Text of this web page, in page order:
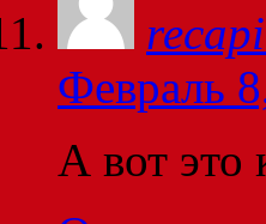
Февраль
А вот это